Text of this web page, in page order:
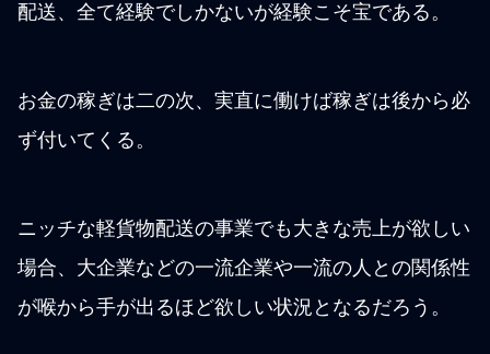
配送、全て経験でしかないが経験こそ宝である。
お金の稼ぎは二の次、実直に働けば稼ぎは後から必
ず付いてくる。
ニッチな軽貨物配送の事業でも大きな売上が欲しい
場合、大企業などの一流企業や一流の人との関係性
が喉から手が出るほど欲しい状況となるだろう。